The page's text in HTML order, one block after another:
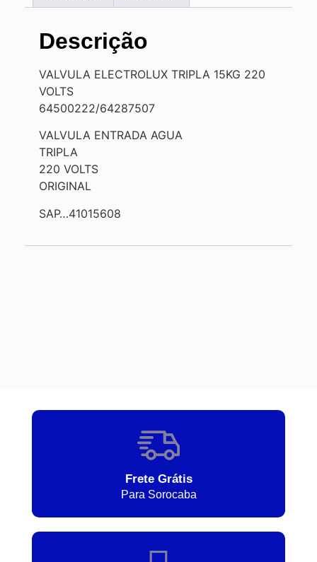
Descrição
VALVULA ELECTROLUX TRIPLA 15KG 220
VOLTS
64500222/64287507
VALVULA ENTRADA AGUA
TRIPLA
220 VOLTS
ORIGINAL
SAP…41015608
Frete Grátis
Para Sorocaba